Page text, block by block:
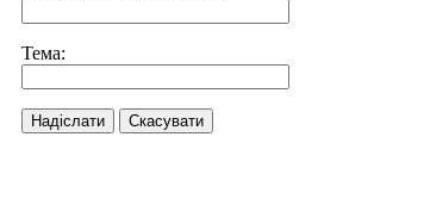
Тема:
Надіслати Скасувати